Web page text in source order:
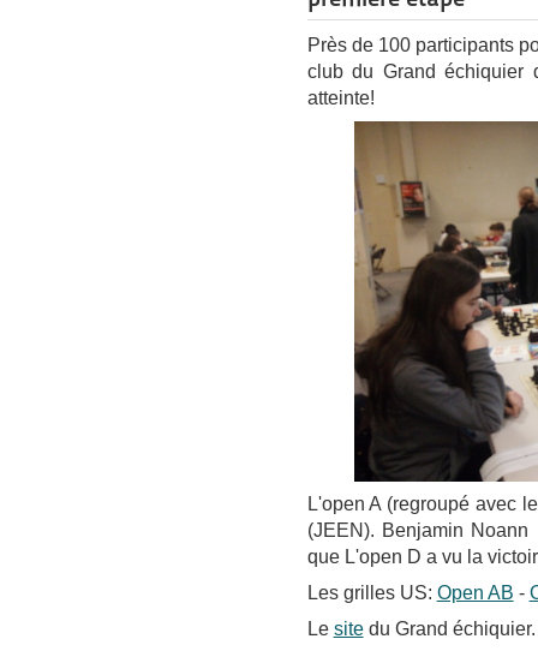
Près de 100 participants
club du Grand échiquier
atteinte!
L'open A (regroupé avec
(JEEN). Benjamin
que L'open D a vu la
Les grilles US: Open AB -
Le sitedu Grand échiquier.